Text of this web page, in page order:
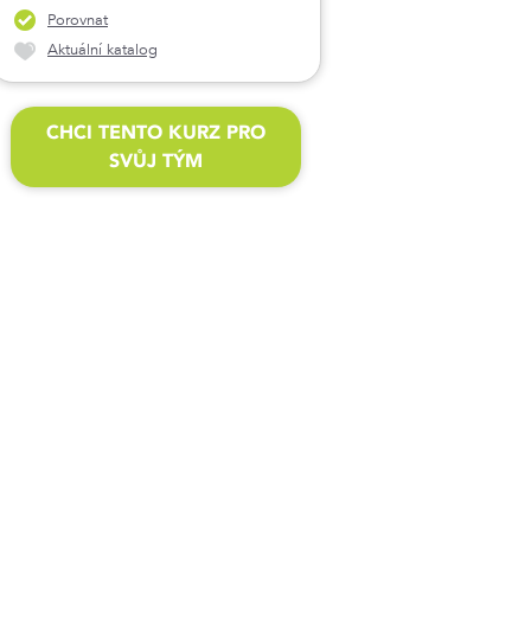
Porovnat
Aktuální katalog
CHCI TENTO KURZ PRO
SVŮJ TÝM